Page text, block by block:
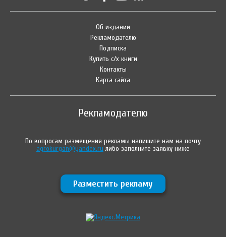
Об издании
Рекламодателю
Подписка
Купить с/х книги
Контакты
Карта сайта
Рекламодателю
По вопросам размещения рекламы напишите нам на почту
agrokurgan@yandex.ru либо заполните заявку ниже
Разместить рекламу